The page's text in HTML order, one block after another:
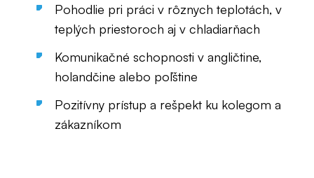
Pohodlie pri práci v rôznych teplotách, v
teplých priestoroch aj v chladiarňach
Komunikačné schopnosti v angličtine,
holandčine alebo poľštine
Pozitívny prístup a rešpekt ku kolegom a
zákazníkom